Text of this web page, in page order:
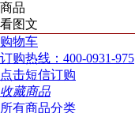
商品
看图文
购物车
订购热线：400-0931-975
点击短信订购
收藏商品
所有商品分类